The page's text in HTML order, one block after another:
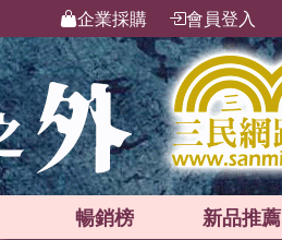
企業採購 會員登入
暢銷榜 新品推薦